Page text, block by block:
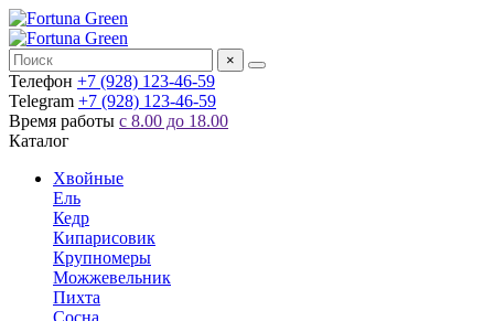
×
Телефон +7 (928) 123-46-59
Telegram +7 (928) 123-46-59
Время работы с 8.00 до 18.00
Каталог
Хвойные
Ель
Кедр
Кипарисовик
Крупномеры
Можжевельник
Пихта
Сосна